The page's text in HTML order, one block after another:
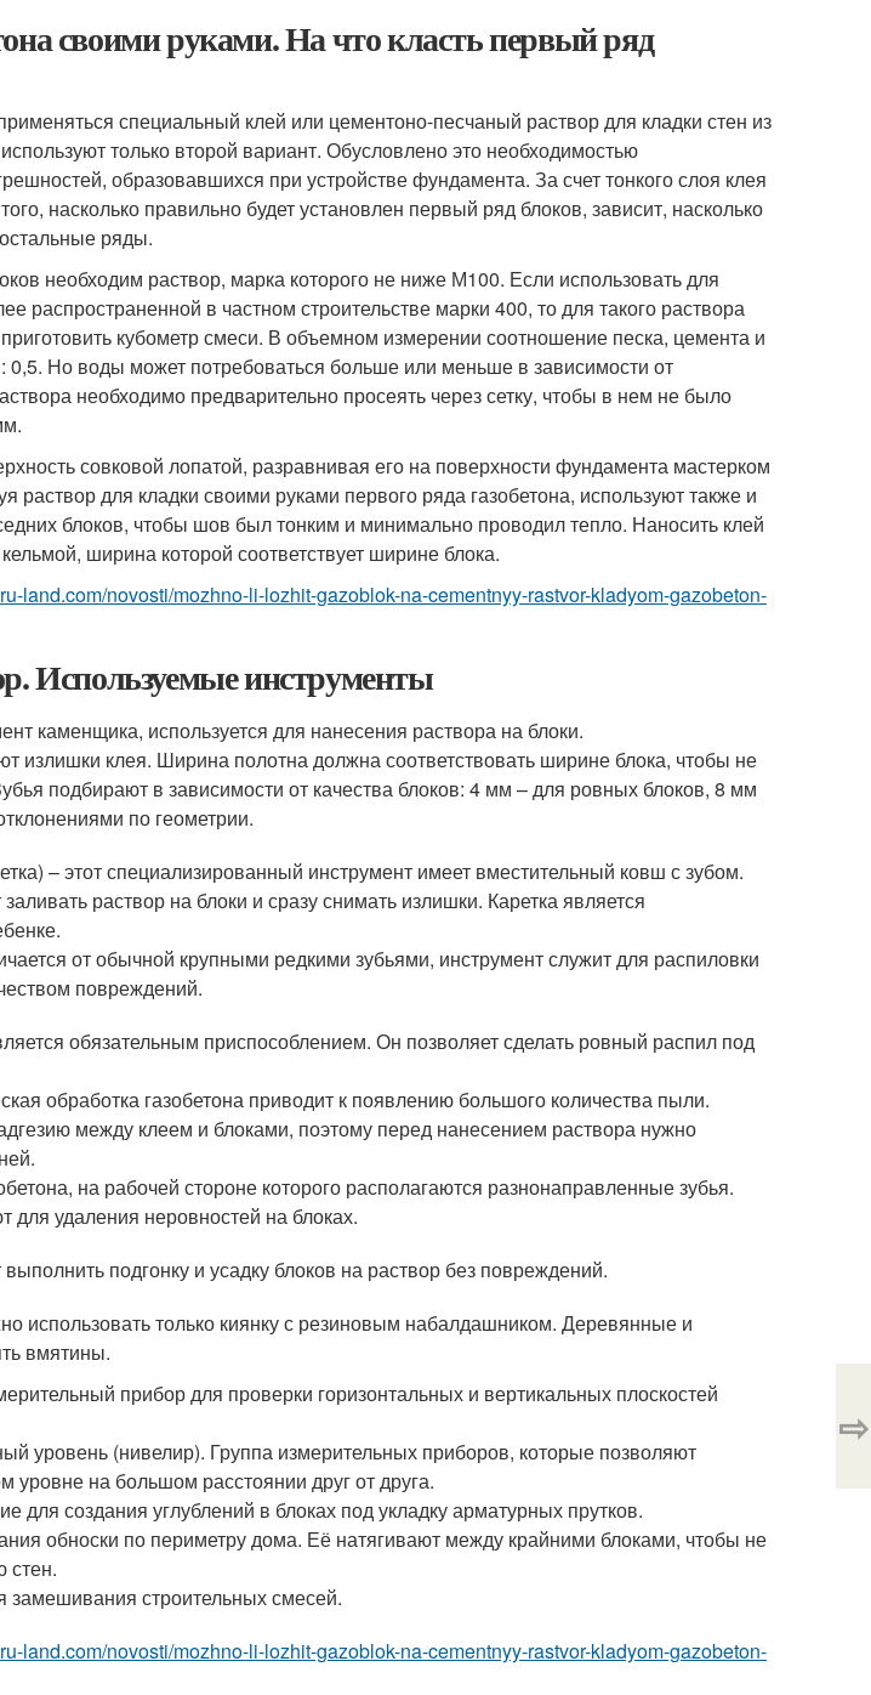
своими руками. На что класть первый ряд
специальный клей или цементоно-песчаный раствор для кладки стен из
только второй вариант. Обусловлено это необходимостью
образовавшихся при устройстве фундамента. За счет тонкого слоя клея
насколько правильно будет установлен первый ряд блоков, зависит, насколько
ряды.
необходим раствор, марка которого не ниже М100. Если использовать для
распространенной в частном строительстве марки 400, то для такого раствора
приготовить кубометр смеси. В объемном измерении соотношение песка, цемента и
0,5. Но воды может потребоваться больше или меньше в зависимости от
необходимо предварительно просеять через сетку, чтобы в нем не было
совковой лопатой, разравнивая его на поверхности фундамента мастерком
раствор для кладки своими руками первого ряда газобетона, используют также и
блоков, чтобы шов был тонким и минимально проводил тепло. Наносить клей
ширина которой соответствует ширине блока.
land.com/novosti/mozhno-li-lozhit-gazoblok-na-cementnyy-rastvor-kladyom-gazobeton-
Используемые инструменты
каменщика, используется для нанесения раствора на блоки.
излишки клея. Ширина полотна должна соответствовать ширине блока, чтобы не
подбирают в зависимости от качества блоков: 4 мм – для ровных блоков, 8 мм
по геометрии.
– этот специализированный инструмент имеет вместительный ковш с зубом.
раствор на блоки и сразу снимать излишки. Каретка является
от обычной крупными редкими зубьями, инструмент служит для распиловки
повреждений.
обязательным приспособлением. Он позволяет сделать ровный распил под
обработка газобетона приводит к появлению большого количества пыли.
между клеем и блоками, поэтому перед нанесением раствора нужно
на рабочей стороне которого располагаются разнонаправленные зубья.
для удаления неровностей на блоках.
подгонку и усадку блоков на раствор без повреждений.
использовать только киянку с резиновым набалдашником. Деревянные и
вмятины.
прибор для проверки горизонтальных и вертикальных плоскостей
уровень (нивелир). Группа измерительных приборов, которые позволяют
уровне на большом расстоянии друг от друга.
для создания углублений в блоках под укладку арматурных прутков.
обноски по периметру дома. Её натягивают между крайними блоками, чтобы не
стен.
замешивания строительных смесей.
land.com/novosti/mozhno-li-lozhit-gazoblok-na-cementnyy-rastvor-kladyom-gazobeton-
⇨